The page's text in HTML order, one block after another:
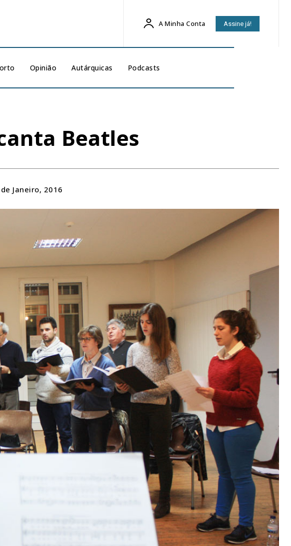
A Minha Conta Assine já!
Opinião Autárquicas Podcasts
Beatles
Janeiro, 2016